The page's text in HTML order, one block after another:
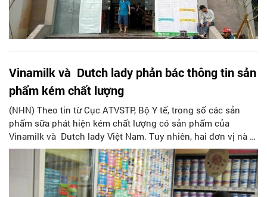
Vinamilk và Dutch lady phản bác thông tin sản
phẩm kém chất lượng
(NHN) Theo tin từ Cục ATVSTP, Bộ Y tế, trong số các sản
phẩm sữa phát hiện kém chất lượng có sản phẩm của
Vinamilk và Dutch lady Việt Nam. Tuy nhiên, hai đơn vị nà y
đã phản ứng và kh?ng định các sản phẩm của mình đạt tiêu